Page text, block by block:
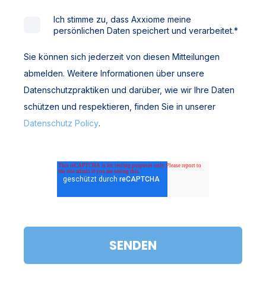
Ich stimme zu, dass Axxiome meine
persönlichen Daten speichert und verarbeitet.*
Sie können sich jederzeit von diesen Mitteilungen
abmelden. Weitere Informationen über unsere
Datenschutzpraktiken und darüber, wie wir Ihre Daten
schützen und respektieren, finden Sie in unserer
Datenschutz Policy.